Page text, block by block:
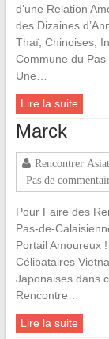
d’une Relation
des Dizaines
Thaï, Chinoises,
Commune du
Une…
Lire la suite
Marck
Rencontrer
Pas de
Pour Faire des
Pas-de-
Portail Amoureux
Célibataires
Japonaises dans
Rencontre…
Lire la suite